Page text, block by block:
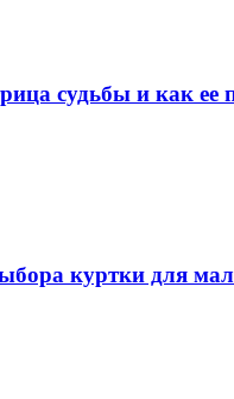
судьбы и как ее
куртки для